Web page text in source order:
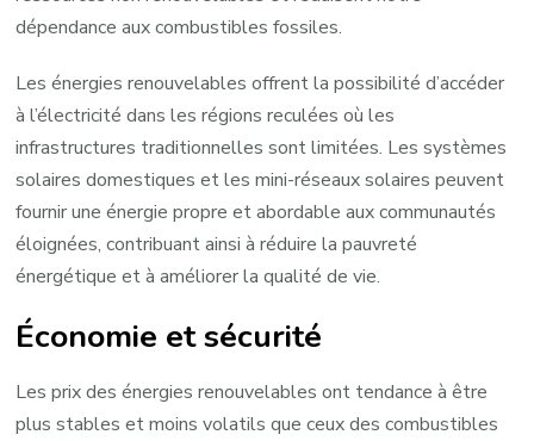
dépendance aux combustibles fossiles.
Les énergies renouvelables offrent la possibilité d’accéder
à l’électricité dans les régions reculées où les
infrastructures traditionnelles sont limitées. Les systèmes
solaires domestiques et les mini-réseaux solaires peuvent
fournir une énergie propre et abordable aux communautés
éloignées, contribuant ainsi à réduire la pauvreté
énergétique et à améliorer la qualité de vie.
Économie et sécurité
Les prix des énergies renouvelables ont tendance à être
plus stables et moins volatils que ceux des combustibles